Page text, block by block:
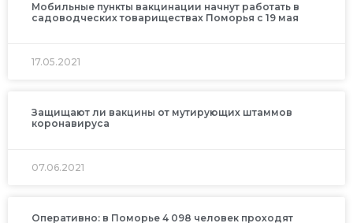
Мобильные пункты вакцинации начнут работать в
садоводческих товариществах Поморья с 19 мая
17.05.2021
Защищают ли вакцины от мутирующих штаммов
коронавируса
07.06.2021
Оперативно: в Поморье 4 098 человек проходят